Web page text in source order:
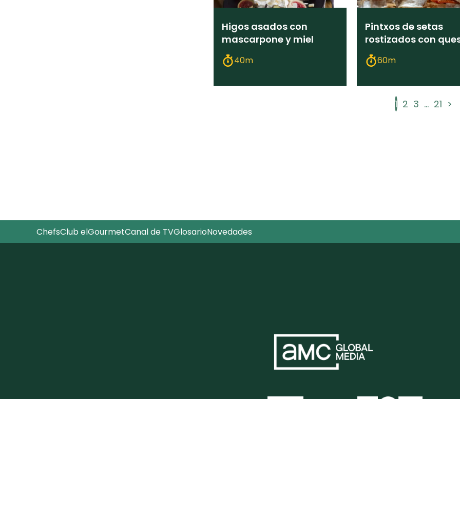
Higos asados con
mascarpone y miel
40m
Pintxos de setas
rostizados con
de cabra y cebollín
60m
1 2 3 ... 21 >
ChefsClub elGourmetCanal de TVGlosarioNovedades